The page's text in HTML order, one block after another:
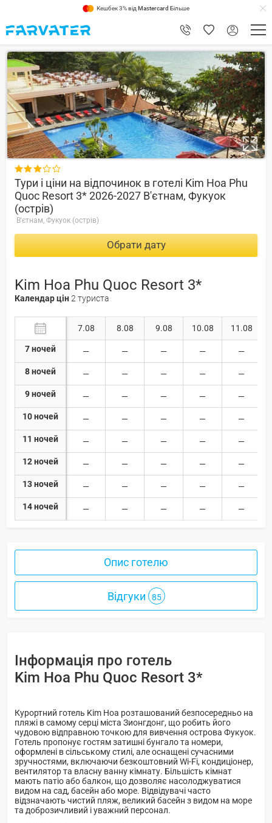
Кешбек 3% від Mastercard Більше
8

Тури і ціни на відпочинок в готелі Kim Hoa Phu
Quoc Resort 3* 2026-2027 В'єтнам, Фукуок
(острів)
В'єтнам, Фукуок (острів)
Обрати дату
Kim Hoa Phu Quoc Resort 3*
Календар цін2 туриста
7 ночей
8 ночей
9 ночей
10 ночей
11 ночей
12 ночей
13 ночей
14 ночей
7.08 8.08 9.08 10.08 11.08
Опис готелю
Відгуки 85
Інформація про готель
Kim Hoa Phu Quoc Resort 3*
Курортний готель Kim Hoa розташований безпосередньо на
пляжі в самому серці міста Зионгдонг, що робить його
чудовою відправною точкою для вивчення острова Фукуок.
Готель пропонує гостям затишні бунгало та номери,
оформлені в сільському стилі, але оснащені сучасними
зручностями, включаючи безкоштовний Wi-Fi, кондиціонер,
вентилятор та власну ванну кімнату. Більшість кімнат
мають патіо або балкон, що дозволяє насолоджуватися
видом на сад, басейн або море. Відвідувачі часто
відзначають чистий пляж, великий басейн з видом на море
та доброзичливий і уважний персонал.